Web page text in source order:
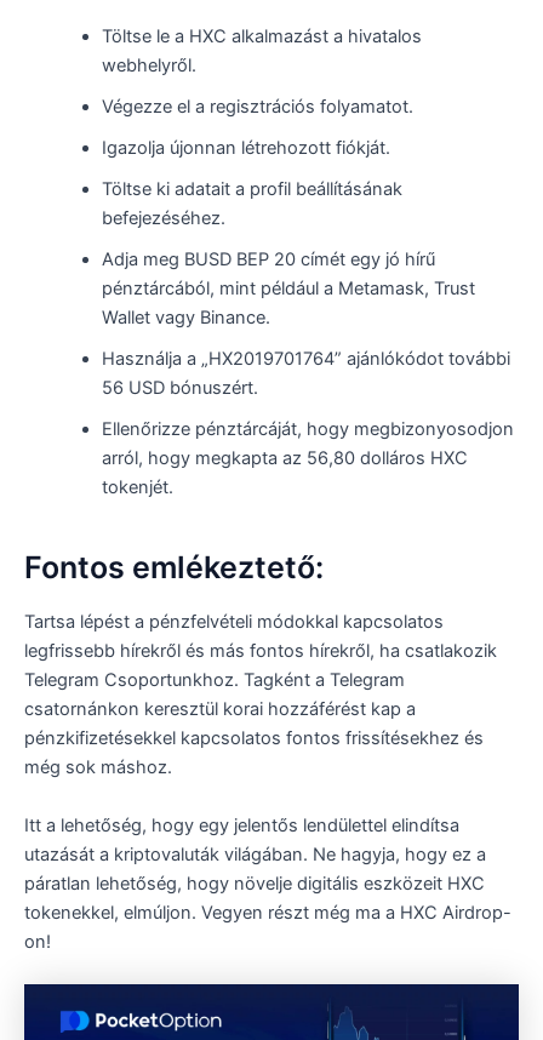
Töltse le a HXC alkalmazást a hivatalos
webhelyről.
Végezze el a regisztrációs folyamatot.
Igazolja újonnan létrehozott fiókját.
Töltse ki adatait a profil beállításának
befejezéséhez.
Adja meg BUSD BEP 20 címét egy jó hírű
pénztárcából, mint például a Metamask, Trust
Wallet vagy Binance.
Használja a „HX2019701764” ajánlókódot további
56 USD bónuszért.
Ellenőrizze pénztárcáját, hogy megbizonyosodjon
arról, hogy megkapta az 56,80 dolláros HXC
tokenjét.
Fontos emlékeztető:
Tartsa lépést a pénzfelvételi módokkal kapcsolatos
legfrissebb hírekről és más fontos hírekről, ha csatlakozik
Telegram Csoportunkhoz. Tagként a Telegram
csatornánkon keresztül korai hozzáférést kap a
pénzkifizetésekkel kapcsolatos fontos frissítésekhez és
még sok máshoz.
Itt a lehetőség, hogy egy jelentős lendülettel elindítsa
utazását a kriptovaluták világában. Ne hagyja, hogy ez a
páratlan lehetőség, hogy növelje digitális eszközeit HXC
tokenekkel, elmúljon. Vegyen részt még ma a HXC Airdrop-
on!